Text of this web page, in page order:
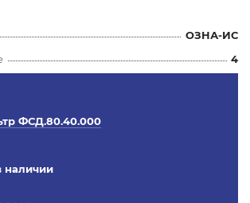
ОЗНА-ИС
4
ФСД.80.40.000
наличии